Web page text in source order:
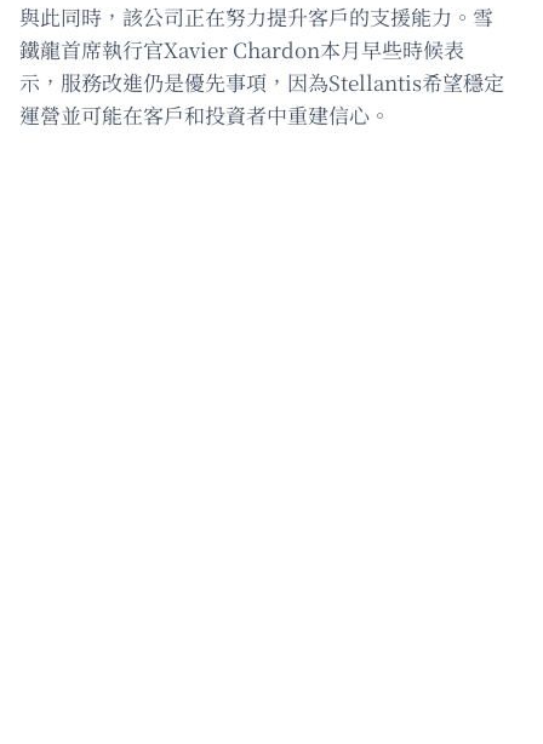
與此同時，該公司正在努力提升客戶的支援能力。雪
鐵龍首席執行官Xavier Chardon本月早些時候表
示，服務改進仍是優先事項，因為Stellantis希望穩定
運營並可能在客戶和投資者中重建信心。